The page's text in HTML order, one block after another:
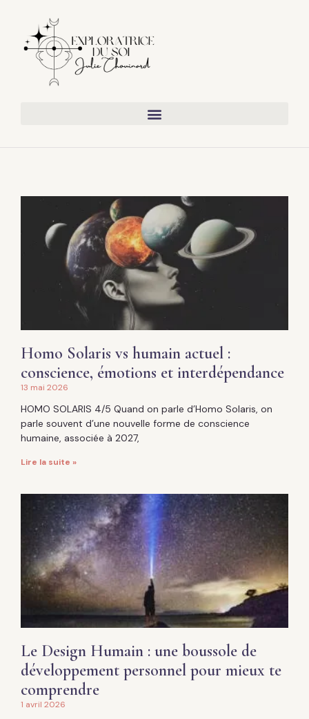
Homo Solaris vs humain actuel :
conscience, émotions et interdépendance
13 mai 2026
HOMO SOLARIS 4/5 Quand on parle d’Homo Solaris, on
parle souvent d’une nouvelle forme de conscience
humaine, associée à 2027,
Lire la suite »
Le Design Humain : une boussole de
développement personnel pour mieux te
comprendre
1 avril 2026